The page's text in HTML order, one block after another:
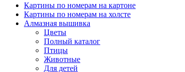
Картины по номерам на картоне
Картины по номерам на холсте
Алмазная вышивка
Цветы
Полный каталог
Птицы
Животные
Для детей